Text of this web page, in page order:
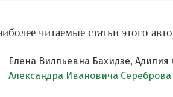
читаемые статьи этого
Елена Вилльевна Бахидзе,
Александра Ивановича Сереброва